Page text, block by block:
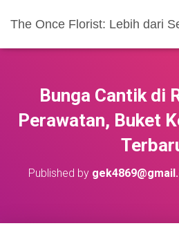
The Once Florist: Lebih dari
Bunga Cantik di
Perawatan, Buket
Published by